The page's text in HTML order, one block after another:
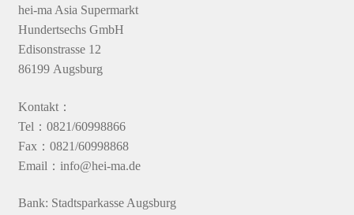
hei-ma Asia Supermarkt
Hundertsechs GmbH
Edisonstrasse 12
86199 Augsburg
Kontakt：
Tel：0821/60998866
Fax：0821/60998868
Email：info@hei-ma.de
Bank: Stadtsparkasse Augsburg